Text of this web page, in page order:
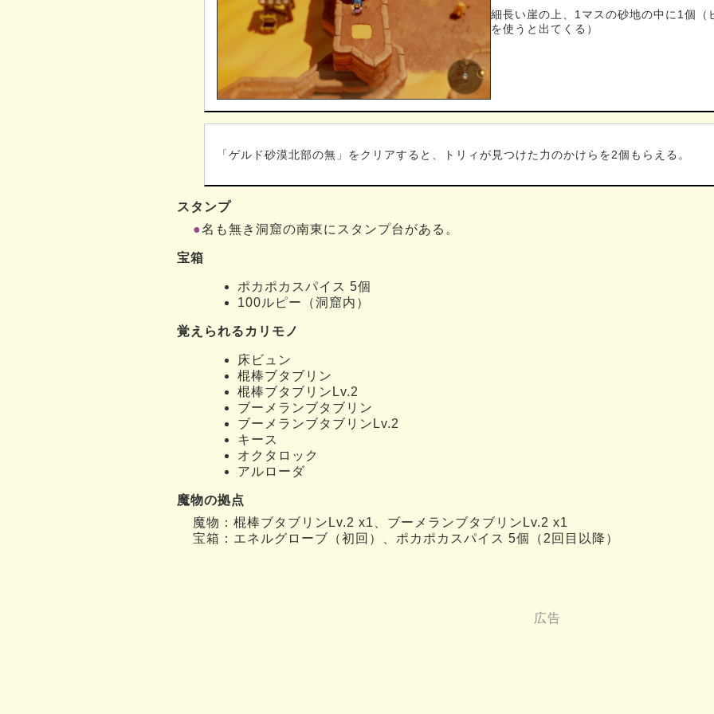
細長い崖の上、1マスの砂地の中に1個（
を使うと出てくる）
「ゲルド砂漠北部の無」をクリアすると、トリィが見つけた力のかけらを2個もらえる。
スタンプ
●名も無き洞窟の南東にスタンプ台がある。
宝箱
ポカポカスパイス 5個
100ルピー（洞窟内）
覚えられるカリモノ
床ビュン
棍棒ブタブリン
棍棒ブタブリンLv.2
ブーメランブタブリン
ブーメランブタブリンLv.2
キース
オクタロック
アルローダ
魔物の拠点
魔物：棍棒ブタブリンLv.2 x1、ブーメランブタブリンLv.2 x1
宝箱：エネルグローブ（初回）、ポカポカスパイス 5個（2回目以降）